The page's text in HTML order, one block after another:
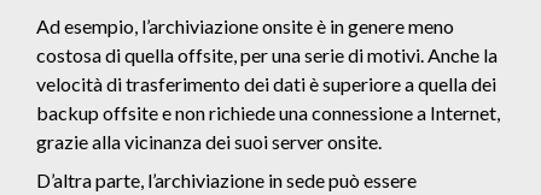
Ad esempio, l’archiviazione onsite è in genere meno
costosa di quella offsite, per una serie di motivi. Anche la
velocità di trasferimento dei dati è superiore a quella dei
backup offsite e non richiede una connessione a Internet,
grazie alla vicinanza dei suoi server onsite.
D’altra parte, l’archiviazione in sede può essere